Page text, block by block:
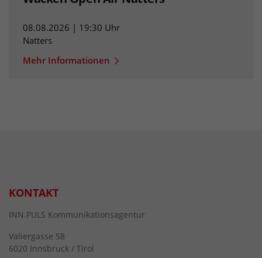
08.08.2026 | 19:30 Uhr
Natters
Mehr Informationen
KONTAKT
INN.PULS Kommunikationsagentur
Valiergasse 58
6020 Innsbruck / Tirol